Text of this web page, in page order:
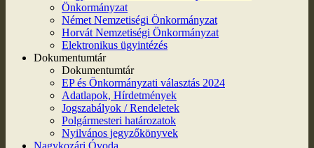
Önkormányzat
Német Nemzetiségi Önkormányzat
Horvát Nemzetiségi Önkormányzat
Elektronikus ügyintézés
Dokumentumtár
Dokumentumtár
EP és Önkormányzati választás 2024
Adatlapok, Hírdetmények
Jogszabályok / Rendeletek
Polgármesteri határozatok
Nyilvános jegyzőkönyvek
Nagykozári Óvoda